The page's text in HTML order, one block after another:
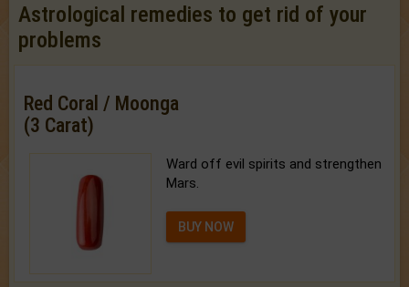
Astrological remedies to get rid of your
problems
Red Coral / Moonga
(3 Carat)
Ward off evil spirits and strengthen
Mars.
BUY NOW